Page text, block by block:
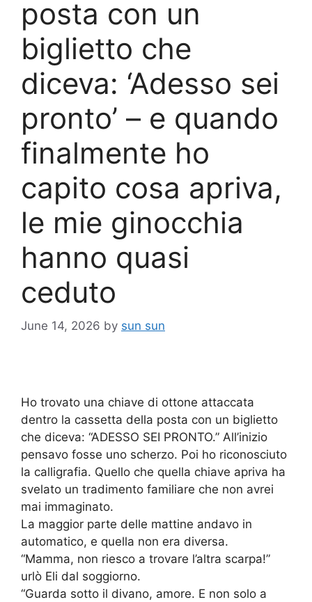
posta con un
biglietto che
diceva: ‘Adesso sei
pronto’ – e quando
finalmente ho
capito cosa apriva,
le mie ginocchia
hanno quasi
ceduto
June 14, 2026 by sun sun
Ho trovato una chiave di ottone attaccata
dentro la cassetta della posta con un biglietto
che diceva: “ADESSO SEI PRONTO.” All’inizio
pensavo fosse uno scherzo. Poi ho riconosciuto
la calligrafia. Quello che quella chiave apriva ha
svelato un tradimento familiare che non avrei
mai immaginato.
La maggior parte delle mattine andavo in
automatico, e quella non era diversa.
“Mamma, non riesco a trovare l’altra scarpa!”
urlò Eli dal soggiorno.
“Guarda sotto il divano, amore. E non solo a